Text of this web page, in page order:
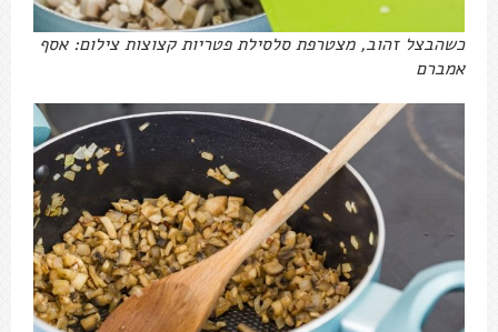
כשהבצל זהוב, מצטרפת סלסילת פטריות קצוצות צילום: אסף
אמברם